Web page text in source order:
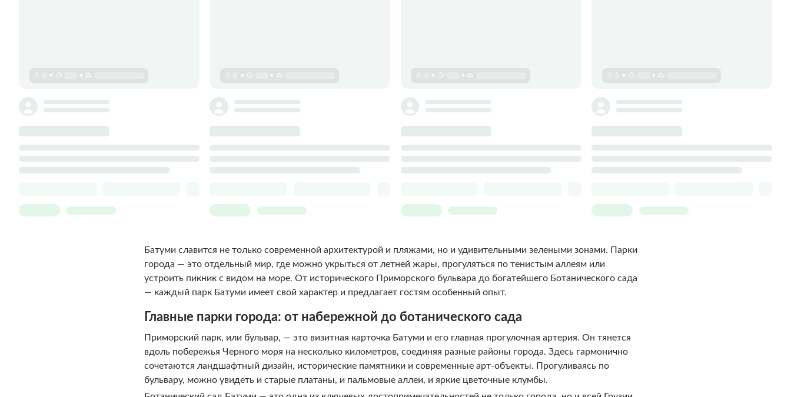
Батуми славится не только современной архитектурой и пляжами, но и удивительными зелеными зонами. Парки
города — это отдельный мир, где можно укрыться от летней жары, прогуляться по тенистым аллеям или
устроить пикник с видом на море. От исторического Приморского бульвара до богатейшего Ботанического сада
— каждый парк Батуми имеет свой характер и предлагает гостям особенный опыт.
Главные парки города: от набережной до ботанического сада
Приморский парк, или бульвар, — это визитная карточка Батуми и его главная прогулочная артерия. Он тянется
вдоль побережья Черного моря на несколько километров, соединяя разные районы города. Здесь гармонично
сочетаются ландшафтный дизайн, исторические памятники и современные арт-объекты. Прогуливаясь по
бульвару, можно увидеть и старые платаны, и пальмовые аллеи, и яркие цветочные клумбы.